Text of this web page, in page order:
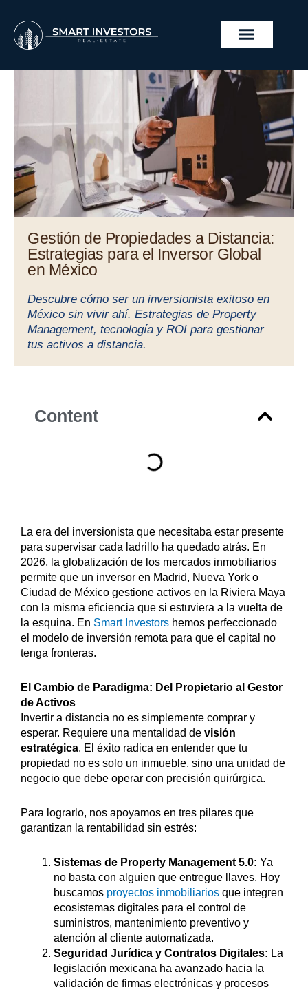
content
Gestión de Propiedades a Distancia:
Estrategias para el Inversor Global
en México
Descubre cómo ser un inversionista exitoso en
México sin vivir ahí. Estrategias de Property
Management, tecnología y ROI para gestionar
tus activos a distancia.
Content
La era del inversionista que necesitaba estar presente
para supervisar cada ladrillo ha quedado atrás. En
2026, la globalización de los mercados inmobiliarios
permite que un inversor en Madrid, Nueva York o
Ciudad de México gestione activos en la Riviera Maya
con la misma eficiencia que si estuviera a la vuelta de
la esquina. En Smart Investors hemos perfeccionado
el modelo de inversión remota para que el capital no
tenga fronteras.
El Cambio de Paradigma: Del Propietario al Gestor
de Activos
Invertir a distancia no es simplemente comprar y
esperar. Requiere una mentalidad de visión
estratégica. El éxito radica en entender que tu
propiedad no es solo un inmueble, sino una unidad de
negocio que debe operar con precisión quirúrgica.
Para lograrlo, nos apoyamos en tres pilares que
garantizan la rentabilidad sin estrés:
Sistemas de Property Management 5.0: Ya
no basta con alguien que entregue llaves. Hoy
buscamos proyectos inmobiliarios que integren
ecosistemas digitales para el control de
suministros, mantenimiento preventivo y
atención al cliente automatizada.
Seguridad Jurídica y Contratos Digitales: La
legislación mexicana ha avanzado hacia la
validación de firmas electrónicas y procesos